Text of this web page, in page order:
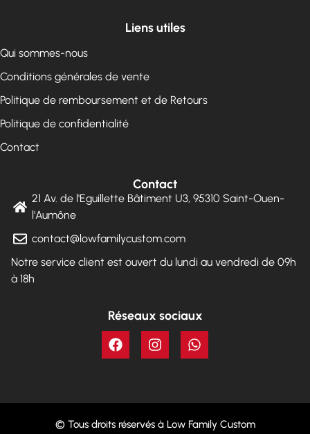
Liens utiles
Qui sommes-nous
Conditions générales de vente
Politique de remboursement et de Retours
Politique de confidentialité
Contact
Contact
21 Av. de l'Eguillette Bâtiment U3, 95310 Saint-Ouen-
l'Aumône
contact@lowfamilycustom.com
Notre service client est ouvert du lundi au vendredi de 09h
à 18h
Réseaux sociaux
© Tous droits réservés à Low Family Custom